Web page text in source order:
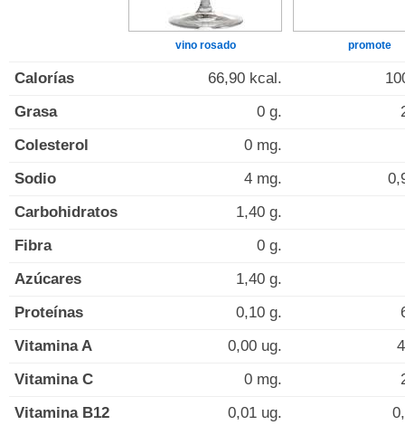
vino rosado promote
Calorías 66,90 kcal.
Grasa
0 g.
Colesterol
0 mg.
Sodio
4 mg.
Carbohidratos
1,40 g.
Fibra
0 g.
Azúcares
1,40 g.
Proteínas
0,10 g.
Vitamina A
0,00 ug.
Vitamina C
0 mg.
Vitamina B12
0,01 ug.